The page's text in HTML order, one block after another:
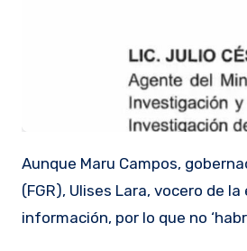
Aunque Maru Campos,
(FGR), Ulises Lara, vocero de
información, por lo que no